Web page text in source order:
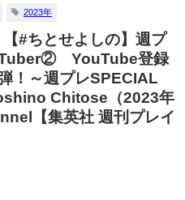
2023年
#ちとせよしの】週プ
YouTube登録
！～週プレSPECIAL
Chitose（2023年
【集英社 週刊プレイ